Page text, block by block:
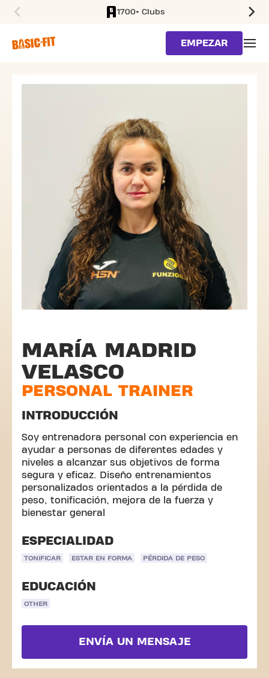
1700+ Clubs
EMPEZAR
MARÍA MADRID
VELASCO
PERSONAL TRAINER
INTRODUCCIÓN
Soy entrenadora personal con experiencia en
ayudar a personas de diferentes edades y
niveles a alcanzar sus objetivos de forma
segura y eficaz. Diseño entrenamientos
personalizados orientados a la pérdida de
peso, tonificación, mejora de la fuerza y
bienestar general
ESPECIALIDAD
TONIFICAR ESTAR EN FORMA PÉRDIDA DE PESO
EDUCACIÓN
OTHER
ENVÍA UN MENSAJE